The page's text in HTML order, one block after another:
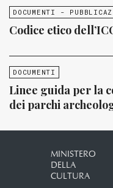
DOCUMENTI -
Codice etico
DOCUMENTI
Linee guida per la
dei parchi
MINISTERO
DELLA
CULTURA